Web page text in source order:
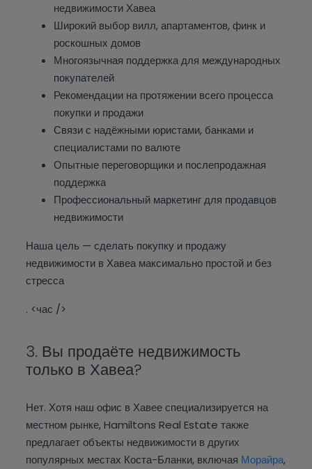
недвижимости Хавеа
Широкий выбор вилл, апартаментов, финк и
роскошных домов
Многоязычная поддержка для международных
покупателей
Рекомендации на протяжении всего процесса
покупки и продажи
Связи с надёжными юристами, банками и
специалистами по валюте
Опытные переговорщики и послепродажная
поддержка
Профессиональный маркетинг для продавцов
недвижимости
Наша цель — сделать покупку и продажу
недвижимости в Хавеа максимально простой и без
стресса
. <час />
3. Вы продаёте недвижимость
только в Хавеа?
Нет. Хотя наш офис в Хавее специализируется на
местном рынке, Hamiltons Real Estate также
предлагает объекты недвижимости в других
популярных местах Коста-Бланки, включая Морайра,